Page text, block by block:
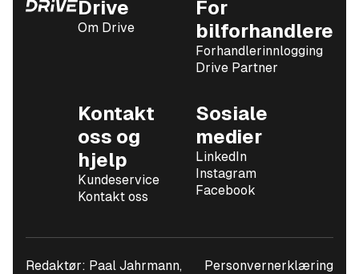
Drive
Om Drive
For
bilforhandlere
Forhandlerinnlogging
Drive Partner
Kontakt
oss og
hjelp
Kundeservice
Kontakt oss
Sosiale
medier
LinkedIn
Instagram
Facebook
Redaktør: Paal Jahrmann,
Personvernerklæring